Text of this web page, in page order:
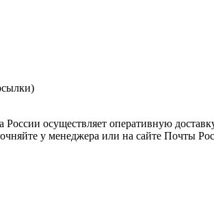
осуществляет оперативную
у менеджера или на сайте Почты